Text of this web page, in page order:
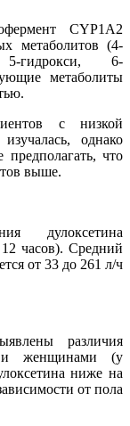
CYP1A2
метаболитов (4-
5-гидрокси, 6-
метаболиты
с низкой
однако
что
выше.
дулоксетина
часов). Средний
от 33 до 261 л/ч
различия
и женщинами (у
ниже на
от пола